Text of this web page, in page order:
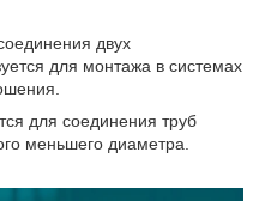
двух
для монтажа в системах
для соединения труб
меньшего диаметра.